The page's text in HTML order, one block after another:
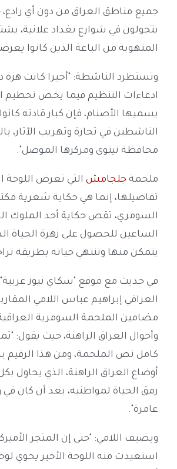
جميع مناطق العراق من دون أي رادع،
يتجولون في شوارع بغداد علانية،
المنهوبة من الباعة الذين كانوا
وتستطرد الناشطة: "أخيرا كانت
ادعاءات التنظيم فيما يخص تحطيم
يسميها الأصنام، فإن كبار قادته
الناشطين في تجارة وتهريب الآثار،
محافظة نينوى ومركزها الموصل".
ملحمة جلجامش التي تعرض اللوحة
تفاصيلها، إنما هي حكاية شعرية
السومري، تقص حكاية أحد الملوك
الساعين للحصول على زهرة الحياة
يتمكن منها وتنتهي حياته بطريقة
في حديث مع موقع "سكاي نيوز
العراقي إبراهيم عباس اللامي
مضامين الملحمة السومرية
وأحوال العراق الراهنة، حيث يقول:
كامل نص الملحمة، ومن هذا الرقيم
أوضاع العراق الراهنة، الذي يحاول
رمق الحياة لمواطنيه، بعد أن كان
عامرة".
ويضيف اللامي: "حتى إن المتجر